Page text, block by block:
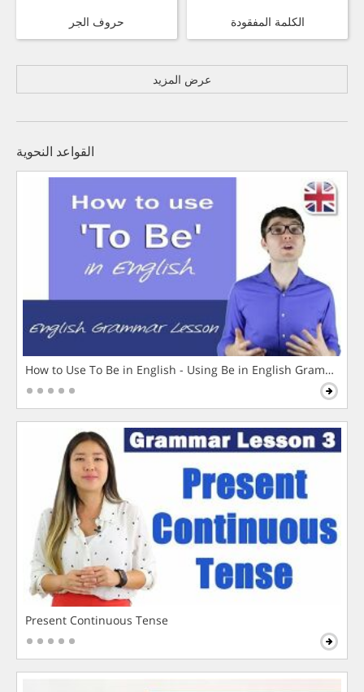
حروف الجر الكلمة المفقودة
عرض المزيد
القواعد النحوية
How to Use To Be in English - Using Be in English Grammar
Present Continuous Tense